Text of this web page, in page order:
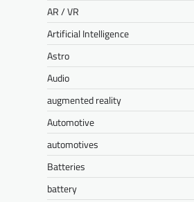
AR / VR
Artificial Intelligence
Astro
Audio
augmented reality
Automotive
automotives
Batteries
battery